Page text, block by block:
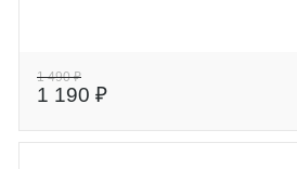
1 490 ₽
1 190 ₽